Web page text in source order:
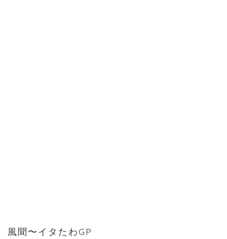
風聞〜イタたわGP